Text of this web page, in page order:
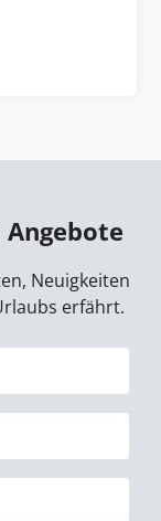
Neuigkeiten
erfährt.